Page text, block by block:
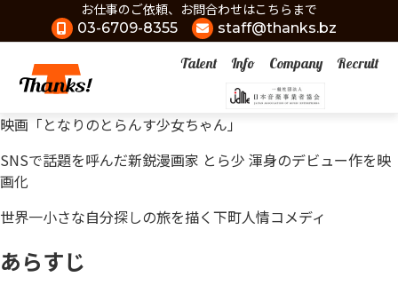
お仕事のご依頼、お問合わせはこちらまで
03-6709-8355 staff@thanks.bz
Talent Info Company Recruit
映画「となりのとらんす少女ちゃん」
SNSで話題を呼んだ新鋭漫画家 とら少 渾身のデビュー作を映
画化
世界一小さな自分探しの旅を描く下町人情コメディ
あらすじ